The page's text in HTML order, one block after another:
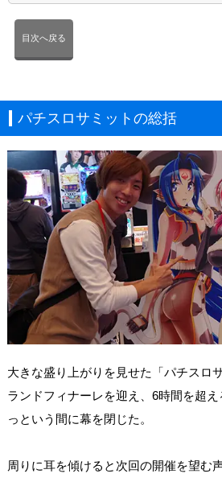
目次へ戻る
パチスロサミットの総括
大きな盛り上がりを見せた「パチスロ
ランドフィナーレを迎え、6時間を超
っという間に幕を閉じた。
周りに耳を傾けると次回の開催を望む